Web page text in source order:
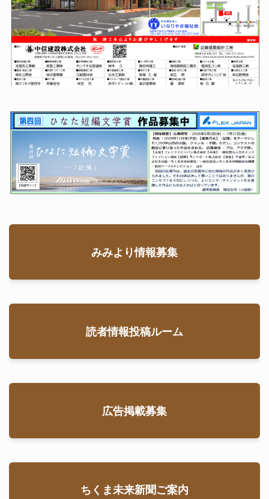
みみより情報募集
読者情報投稿ルーム
広告掲載募集
ちくま未来新聞ご案内